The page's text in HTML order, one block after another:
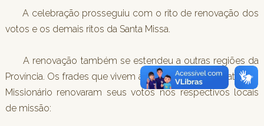
A celebração prosseguiu com o rito de renovação dos
votos e os demais ritos da Santa Missa.
A renovação também se estendeu a outras regiões da
Província. Os frades que vivem a etapa do Estágio Fraterno-
Missionário renovaram seus votos nos respectivos locais
de missão: